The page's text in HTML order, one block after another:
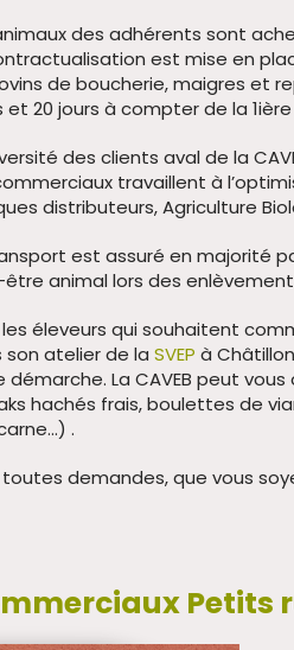
des adhérents sont
est mise en
de boucherie, maigres et
et 20 jours à compter de la
des clients aval de la
travaillent à
distributeurs, Agriculture
est assuré en majorité
animal lors des
les éleveurs qui souhaitent
son atelier de la SVEP à
démarche. La CAVEB peut
hachés frais, boulettes de
.
toutes demandes, que vous
Petits